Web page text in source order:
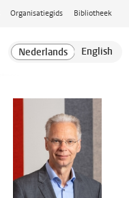
Organisatiegids Bibliotheek